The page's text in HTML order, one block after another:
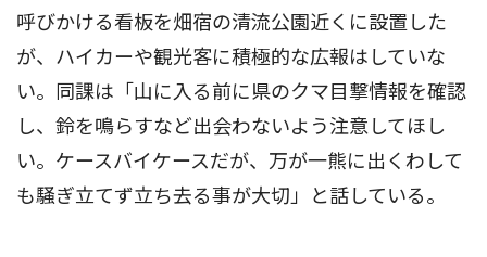
呼びかける看板を畑宿の清流公園近くに設置した
が、ハイカーや観光客に積極的な広報はしていな
い。同課は「山に入る前に県のクマ目撃情報を確認
し、鈴を鳴らすなど出会わないよう注意してほし
い。ケースバイケースだが、万が一熊に出くわして
も騒ぎ立てず立ち去る事が大切」と話している。